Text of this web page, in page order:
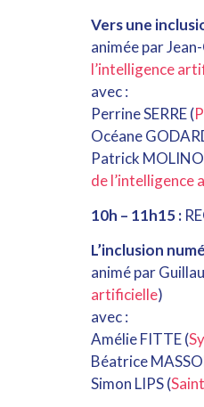
Vers une
animée par
l’intelligence
avec :
Perrine SERRE (
Océane
Patrick
de l’intelligence
10h – 11h15 :
L’inclusion
animé par
artificielle)
avec :
Amélie FITTE (
Béatrice
Simon LIPS (